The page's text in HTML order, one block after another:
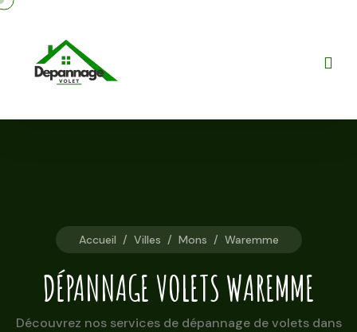
Accueil / Villes / Mons / Waremme
DÉPANNAGE VOLETS WAREMME
Découvrez nos services de dépannage de volets dans